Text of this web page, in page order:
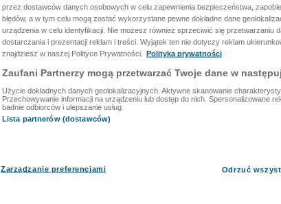
przez dostawców danych osobowych w celu zapewnienia bezpieczeństwa,
błędów, a w tym celu mogą zostać wykorzystane pewne dokładne dane
urządzenia w celu identyfikacji. Nie możesz również sprzeciwić się przetwarzaniu
dostarczania i prezentacji reklam i treści. Wyjątek ten nie dotyczy reklam
znajdziesz w naszej Polityce Prywatności.
Polityka prywatności
Zaufani Partnerzy mogą przetwarzać Twoje dane w
Użycie dokładnych danych geolokalizacyjnych. Aktywne skanowanie
Przechowywanie informacji na urządzeniu lub dostęp do nich. Spersonalizowane
badnie odbiorców i ulepszanie usług.
Lista partnerów (dostawców)
Zarządzanie preferencjami Odrzuć